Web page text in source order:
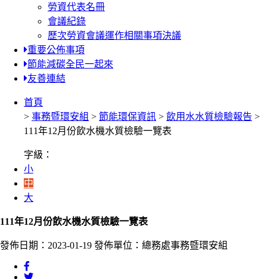
勞資代表名冊
會議紀錄
歷次勞資會議運作相關事項決議
重要公佈事項
節能減碳全民一起來
友善連結
首頁
> 事務暨環安組 > 節能環保資訊 > 飲用水水質檢驗報告 >
111年12月份飲水機水質檢驗一覽表
字級：
小
中
大
111年12月份飲水機水質檢驗一覽表
發佈日期：2023-01-19 發佈單位：總務處事務暨環安組